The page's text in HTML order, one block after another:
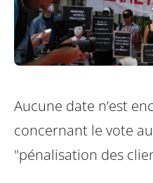
Aucune date n’est
concernant le vote
"pénalisation des